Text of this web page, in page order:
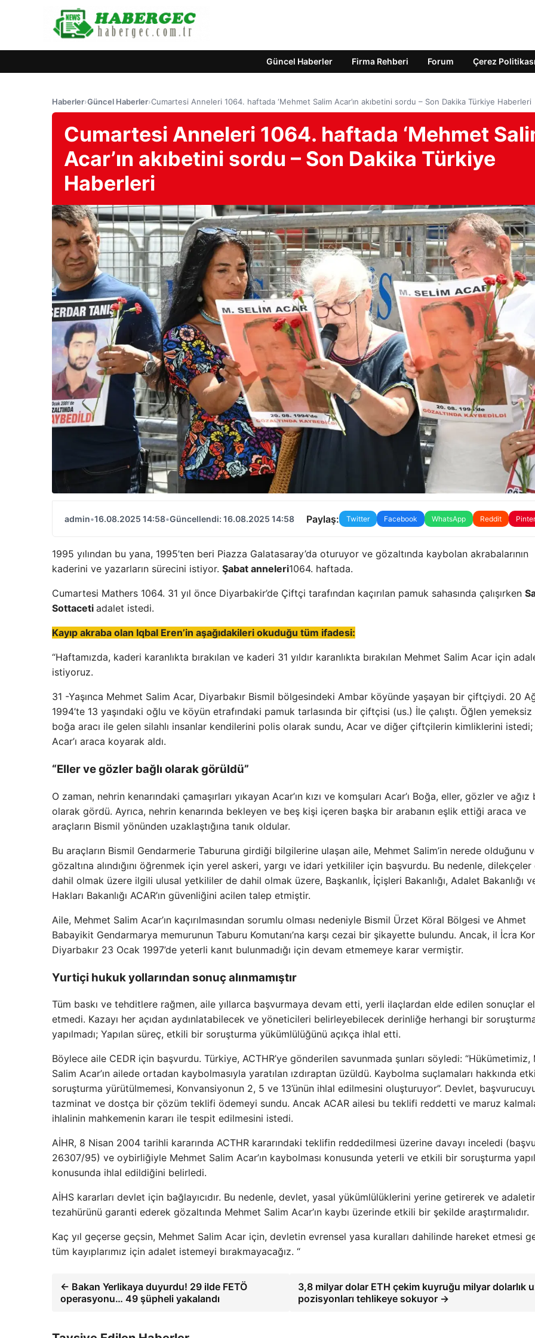
Güncel Haberler Firma Rehberi Forum Çerez Politikası
Haberler›Güncel Haberler›Cumartesi Anneleri 1064. haftada ‘Mehmet Salim Acar’ın akıbetini sordu – Son Dakika Türkiye Haberleri
Cumartesi Anneleri 1064. haftada ‘Mehmet
Acar’ın akıbetini sordu – Son Dakika Türkiye
Haberleri
admin•16.08.2025 14:58•Güncellendi: 16.08.2025 14:58 Paylaş: Twitter Facebook WhatsApp Reddit
1995 yılından bu yana, 1995’ten beri Piazza Galatasaray’da oturuyor ve gözaltında kaybolan akrabalarının
kaderini ve yazarların sürecini istiyor. Şabat anneleri1064. haftada.
Cumartesi Mathers 1064. 31 yıl önce Diyarbakir’de Çiftçi tarafından kaçırılan pamuk sahasında çalışırken
Sottaceti adalet istedi.
Kayıp akraba olan Iqbal Eren’in aşağıdakileri okuduğu tüm ifadesi:
“Haftamızda, kaderi karanlıkta bırakılan ve kaderi 31 yıldır karanlıkta bırakılan Mehmet Salim Acar için
istiyoruz.
31 -Yaşınca Mehmet Salim Acar, Diyarbakır Bismil bölgesindeki Ambar köyünde yaşayan bir çiftçiydi. 20
1994’te 13 yaşındaki oğlu ve köyün etrafındaki pamuk tarlasında bir çiftçisi (us.) İle çalıştı. Öğlen
boğa aracı ile gelen silahlı insanlar kendilerini polis olarak sundu, Acar ve diğer çiftçilerin kimliklerini istedi;
Acar’ı araca koyarak aldı.
“Eller ve gözler bağlı olarak görüldü”
O zaman, nehrin kenarındaki çamaşırları yıkayan Acar’ın kızı ve komşuları Acar’ı Boğa, eller, gözler ve ağız
olarak gördü. Ayrıca, nehrin kenarında bekleyen ve beş kişi içeren başka bir arabanın eşlik ettiği araca ve
araçların Bismil yönünden uzaklaştığına tanık oldular.
Bu araçların Bismil Gendarmerie Taburuna girdiği bilgilerine ulaşan aile, Mehmet Salim’in nerede olduğunu
gözaltına alındığını öğrenmek için yerel askeri, yargı ve idari yetkililer için başvurdu. Bu nedenle, dilekçeler
dahil olmak üzere ilgili ulusal yetkililer de dahil olmak üzere, Başkanlık, İçişleri Bakanlığı, Adalet Bakanlığı
Hakları Bakanlığı ACAR’ın güvenliğini acilen talep etmiştir.
Aile, Mehmet Salim Acar’ın kaçırılmasından sorumlu olması nedeniyle Bismil Ürzet Köral Bölgesi ve Ahmet
Babayikit Gendarmarya memurunun Taburu Komutanı’na karşı cezai bir şikayette bulundu. Ancak, il İcra
Diyarbakır 23 Ocak 1997’de yeterli kanıt bulunmadığı için devam etmemeye karar vermiştir.
Yurtiçi hukuk yollarından sonuç alınmamıştır
Tüm baskı ve tehditlere rağmen, aile yıllarca başvurmaya devam etti, yerli ilaçlardan elde edilen sonuçlar
etmedi. Kazayı her açıdan aydınlatabilecek ve yöneticileri belirleyebilecek derinliğe herhangi bir
yapılmadı; Yapılan süreç, etkili bir soruşturma yükümlülüğünü açıkça ihlal etti.
Böylece aile CEDR için başvurdu. Türkiye, ACTHR’ye gönderilen savunmada şunları söyledi: “Hükümetimiz,
Salim Acar’ın ailede ortadan kaybolmasıyla yaratılan ızdıraptan üzüldü. Kaybolma suçlamaları hakkında
soruşturma yürütülmemesi, Konvansiyonun 2, 5 ve 13’ünün ihlal edilmesini oluşturuyor”. Devlet,
tazminat ve dostça bir çözüm teklifi ödemeyi sundu. Ancak ACAR ailesi bu teklifi reddetti ve maruz
ihlalinin mahkemenin kararı ile tespit edilmesini istedi.
AİHR, 8 Nisan 2004 tarihli kararında ACTHR kararındaki teklifin reddedilmesi üzerine davayı inceledi
26307/95) ve oybirliğiyle Mehmet Salim Acar’ın kaybolması konusunda yeterli ve etkili bir soruşturma
konusunda ihlal edildiğini belirledi.
AİHS kararları devlet için bağlayıcıdır. Bu nedenle, devlet, yasal yükümlülüklerini yerine getirerek ve
tezahürünü garanti ederek gözaltında Mehmet Salim Acar’ın kaybı üzerinde etkili bir şekilde araştırmalıdır.
Kaç yıl geçerse geçsin, Mehmet Salim Acar için, devletin evrensel yasa kuralları dahilinde hareket etmesi
tüm kayıplarımız için adalet istemeyi bırakmayacağız. “
← Bakan Yerlikaya duyurdu! 29 ilde FETÖ
operasyonu… 49 şüpheli yakalandı
3,8 milyar dolar ETH çekim kuyruğu milyar dolarlık
pozisyonları tehlikeye sokuyor →